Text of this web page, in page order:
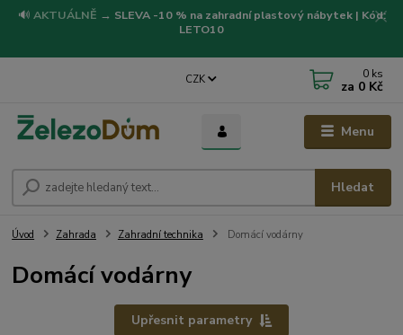
🔊 AKTUÁLNĚ → SLEVA -10 % na zahradní plastový nábytek | Kód:
LETO10
Menu
CZK
Hledat
0 ks
za 0 Kč
Úvod Zahrada Zahradní technika Domácí vodárny
Domácí vodárny
Upřesnit parametry